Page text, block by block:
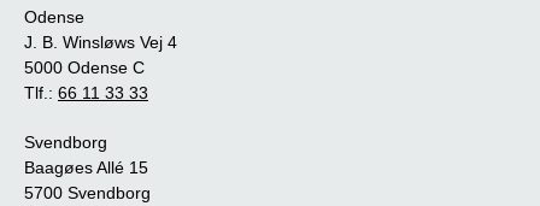
Odense
J. B. Winsløws Vej 4
5000 Odense C
Tlf.: 66 11 33 33
Svendborg
Baagøes Allé 15
5700 Svendborg